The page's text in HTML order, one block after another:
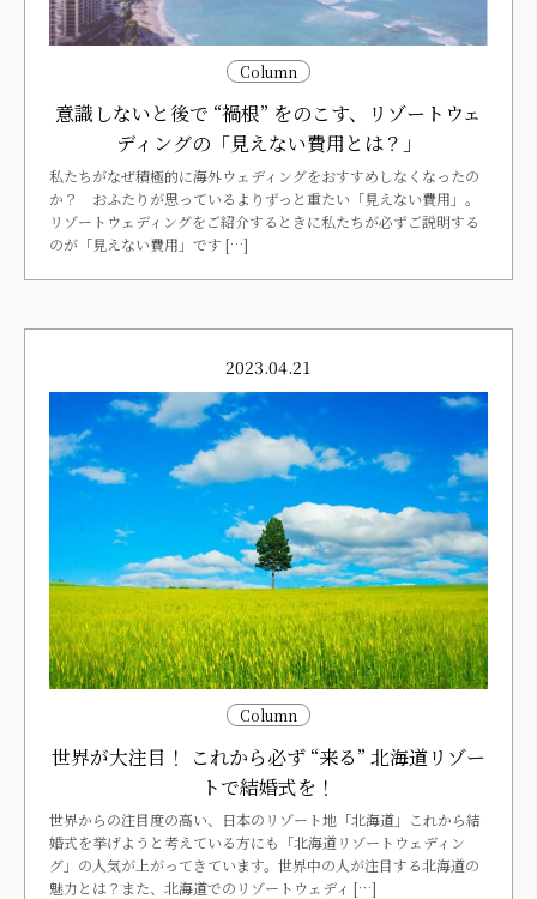
Column
意識しないと後で “禍根” をのこす、リゾートウェ
ディングの「見えない費用とは？」
私たちがなぜ積極的に海外ウェディングをおすすめしなくなったの
か？ おふたりが思っているよりずっと重たい「見えない費用」。
リゾートウェディングをご紹介するときに私たちが必ずご説明する
のが「見えない費用」です […]
2023.04.21
Column
世界が大注目！ これから必ず “来る” 北海道リゾー
トで結婚式を！
世界からの注目度の高い、日本のリゾート地「北海道」これから結
婚式を挙げようと考えている方にも「北海道リゾートウェディン
グ」の人気が上がってきています。世界中の人が注目する北海道の
魅力とは？また、北海道でのリゾートウェディ […]